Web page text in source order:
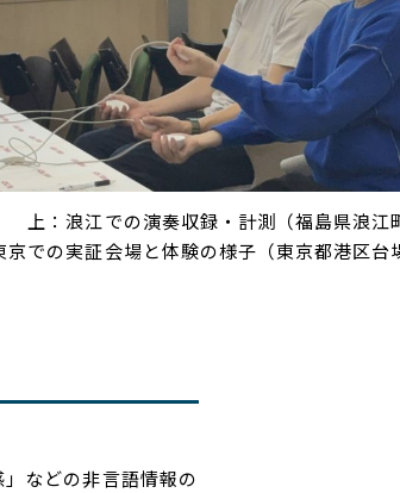
上：浪江での演奏収録・計測（福島県浪江
京での実証会場と体験の様子（東京都港区台
などの非言語情報の